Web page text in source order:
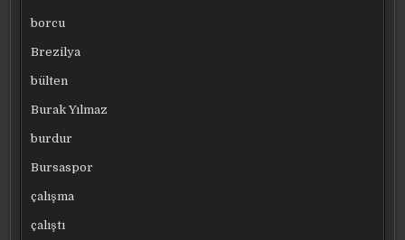
borcu
Brezilya
bülten
Burak Yılmaz
burdur
Bursaspor
çalışma
çalıştı